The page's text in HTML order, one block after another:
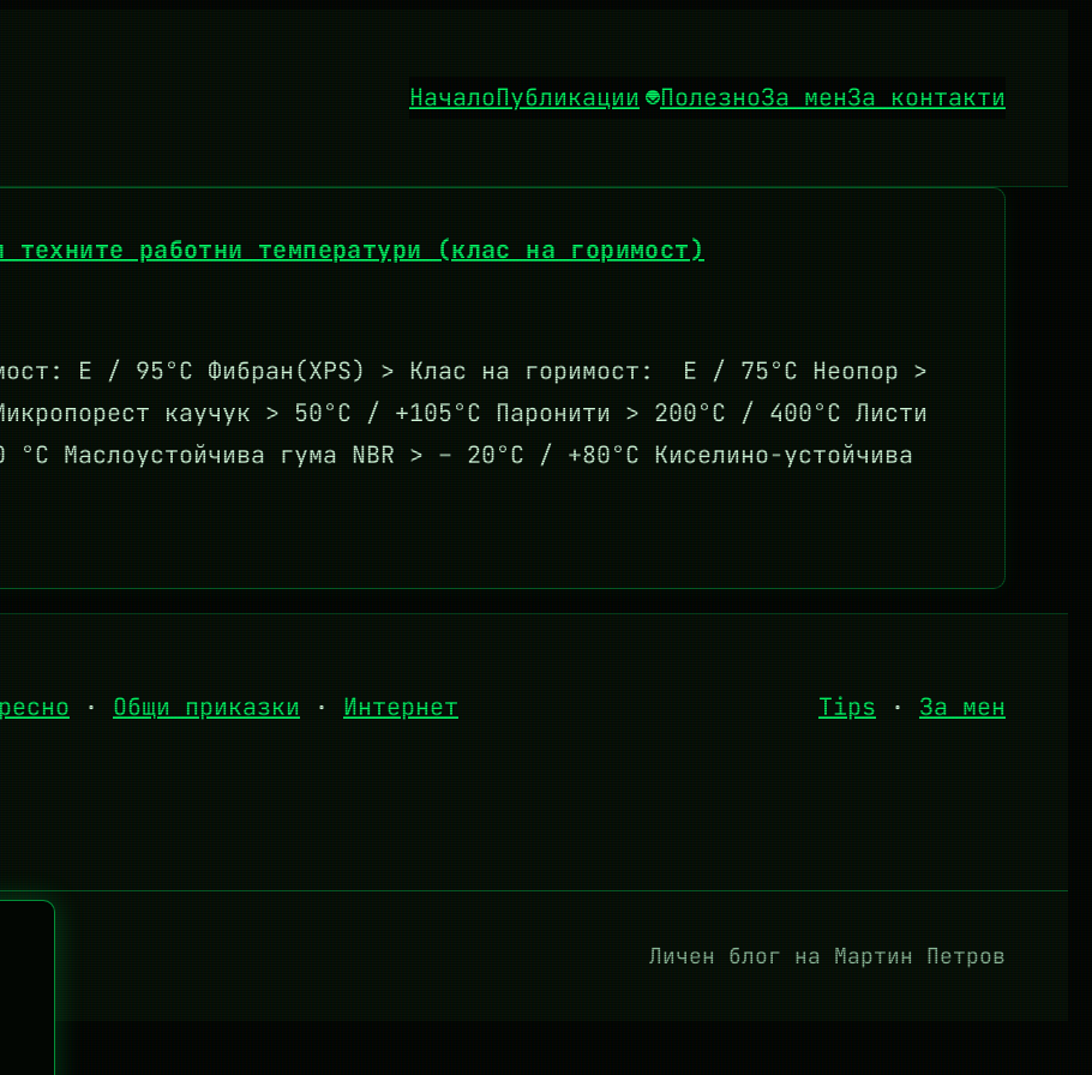
НачалоПубликации ПолезноЗа менЗа контакти
техните работни температури (клас на горимост)
E / 95°C Фибран(XPS) > Клас на горимост: E / 75°C Неопор >
каучук > 50°С / +105°С Паронити > 200°C / 400°C Листи
Маслоустойчива гума NBR > – 20°C / +80°C Киселино-устойчива
· Общи приказки · Интернет Tips · За мен
Личен блог на Мартин Петров